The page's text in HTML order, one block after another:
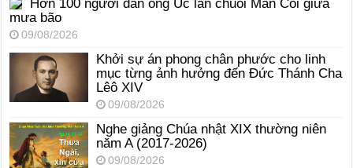
Hơn 100 người đàn ông Úc lần chuỗi Mân Côi giữa
mưa bão
09/08/2026
Khởi sự án phong chân phước cho linh
mục từng ảnh hưởng đến Đức Thánh Cha
Lêô XIV
09/08/2026
Nghe giảng Chúa nhật XIX thường niên
năm A (2017-2026)
09/08/2026